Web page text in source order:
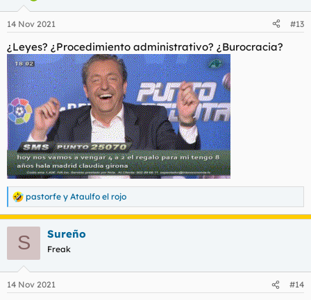
14 Nov 2021 #13
¿Leyes? ¿Procedimiento administrativo? ¿Burocracia?
R
e
a
e
pastorfe y Ataulfo el rojo
S Sureño
Freak
14 Nov 2021 #14